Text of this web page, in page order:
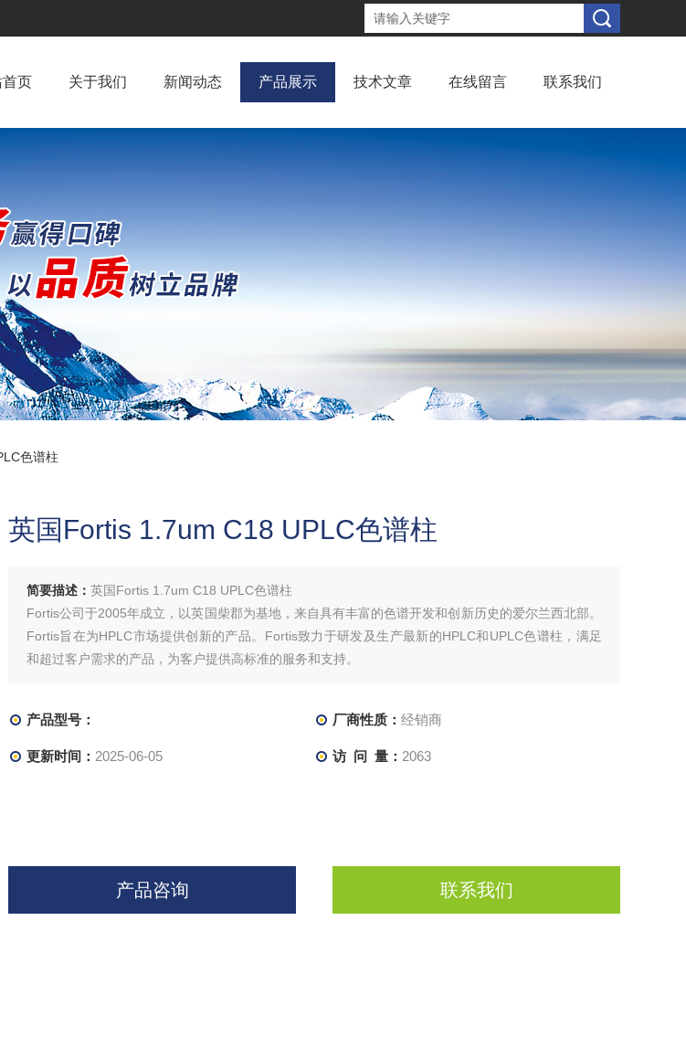
首页 关于我们 新闻动态 产品展示 技术文章 在线留言 联系我们
色谱柱
英国Fortis 1.7um C18 UPLC色谱柱
简要描述： 英国Fortis 1.7um C18 UPLC色谱柱
Fortis公司于2005年成立，以英国柴郡为基地，来自具有丰富的色谱开发和创新历史的爱尔兰西北部。
Fortis旨在为HPLC市场提供创新的产品。Fortis致力于研发及生产最新的HPLC和UPLC色谱柱，满足
和超过客户需求的产品，为客户提供高标准的服务和支持。
产品型号： 厂商性质： 经销商
更新时间： 2025-06-05 访 问 量： 2063
产品咨询 联系我们